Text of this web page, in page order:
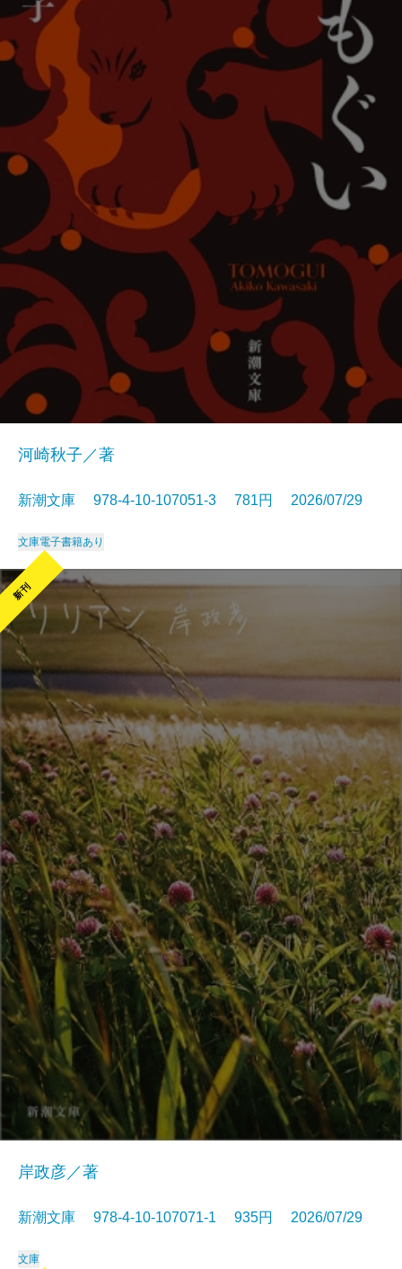
河崎秋子／著
新潮文庫 978-4-10-107051-3 781円 2026/07/29
文庫電子書籍あり
新刊
岸政彦／著
新潮文庫 978-4-10-107071-1 935円 2026/07/29
文庫